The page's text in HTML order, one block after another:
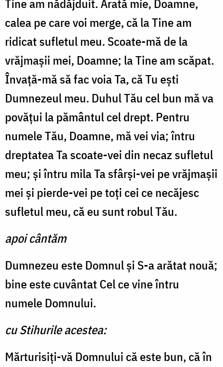
Tine am nădăjduit. Arată mie, Doamne,
calea pe care voi merge, că la Tine am
ridicat sufletul meu. Scoate-mă de la
vrăjmaşii mei, Doamne; la Tine am scăpat.
Învață-mă să fac voia Ta, că Tu eşti
Dumnezeul meu. Duhul Tău cel bun mă va
povăţui la pământul cel drept. Pentru
numele Tău, Doamne, mă vei via; întru
dreptatea Ta scoate-vei din necaz sufletul
meu; şi întru mila Ta sfârşi-vei pe vrăjmaşii
mei şi pierde-vei pe toţi cei ce necăjesc
sufletul meu, că eu sunt robul Tău.
apoi cântăm
Dumnezeu este Domnul şi S-a arătat nouă;
bine este cuvântat Cel ce vine întru
numele Domnului.
cu Stihurile acestea:
Mărturisiţi-vă Domnului că este bun, că în